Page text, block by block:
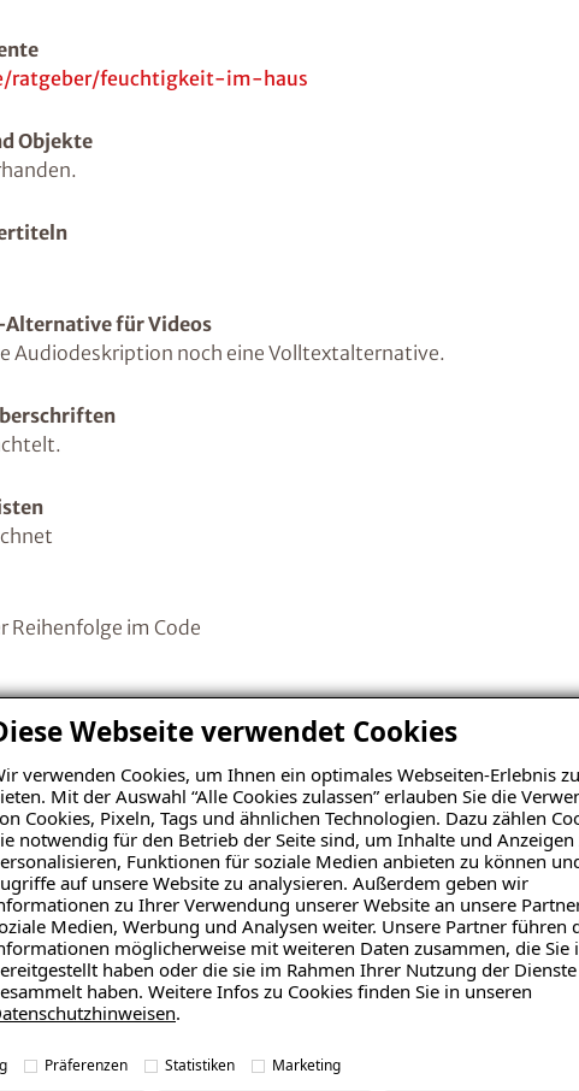
Webseite verwendet Cookies
verwenden Cookies, um Ihnen ein optimales Webseiten-Erlebnis zu
Mit der Auswahl “Alle Cookies zulassen” erlauben Sie die
Cookies, Pixeln, Tags und ähnlichen Technologien. Dazu zählen
notwendig für den Betrieb der Seite sind, um Inhalte und Anzeigen
Funktionen für soziale Medien anbieten zu können
auf unsere Website zu analysieren. Außerdem geben wir
zu Ihrer Verwendung unserer Website an unsere
Medien, Werbung und Analysen weiter. Unsere Partner führen
möglicherweise mit weiteren Daten zusammen, die Sie
haben oder die sie im Rahmen Ihrer Nutzung der Dienste
haben. Weitere Infos zu Cookies finden Sie in unseren
.
Präferenzen Statistiken Marketing
ratgeber/feuchtigkeit-im-haus
Objekte
für Videos
Audiodeskription noch eine Volltextalternative.
Reihenfolge im Code
768px) z.Bhttps://www.isotec.de/fachbetriebssuche
Navigationen
Bezeichnung des Webauftritts.